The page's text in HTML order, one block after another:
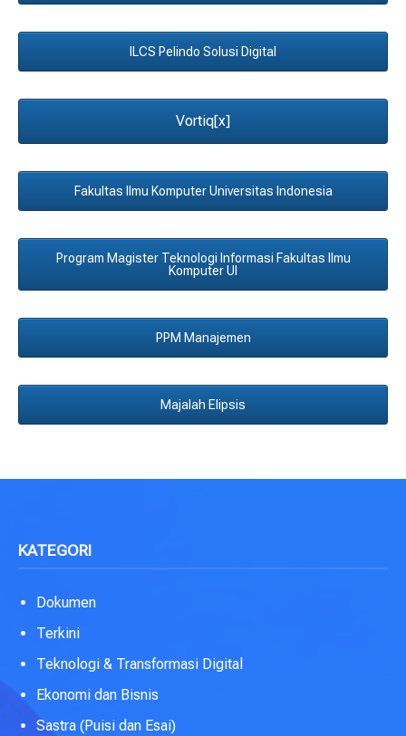
ILCS Pelindo Solusi Digital
Vortiq[x]
Fakultas Ilmu Komputer Universitas Indonesia
Program Magister Teknologi Informasi Fakultas Ilmu
Komputer UI
PPM Manajemen
Majalah Elipsis
KATEGORI
Dokumen
Terkini
Teknologi & Transformasi Digital
Ekonomi dan Bisnis
Sastra (Puisi dan Esai)